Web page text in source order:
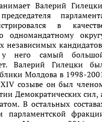
Валерий
в
одномандатному
у него самый
Валерий Гилецки
Молдова в 1998-
созыве он был
Демократических сил,
В остальных